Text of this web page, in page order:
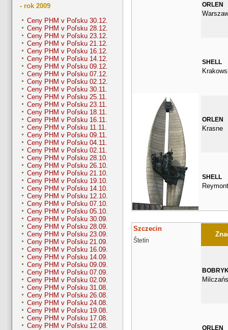
- rok 2009
Ceny PHM v Poľsku 30.12.
Ceny PHM v Poľsku 28.12.
Ceny PHM v Poľsku 23.12.
Ceny PHM v Poľsku 21.12.
Ceny PHM v Poľsku 16.12.
Ceny PHM v Poľsku 14.12.
Ceny PHM v Poľsku 09.12.
Ceny PHM v Poľsku 07.12.
Ceny PHM v Poľsku 02.12.
Ceny PHM v Poľsku 30.11.
Ceny PHM v Poľsku 25.11.
Ceny PHM v Poľsku 23.11.
Ceny PHM v Poľsku 18.11.
Ceny PHM v Poľsku 16.11.
Ceny PHM v Poľsku 11.11.
Ceny PHM v Poľsku 09.11.
Ceny PHM v Poľsku 04.11.
Ceny PHM v Poľsku 02.11.
Ceny PHM v Poľsku 28.10.
Ceny PHM v Poľsku 26.10.
Ceny PHM v Poľsku 21.10.
Ceny PHM v Poľsku 19.10.
Ceny PHM v Poľsku 14.10.
Ceny PHM v Poľsku 12.10.
Ceny PHM v Poľsku 07.10.
Ceny PHM v Poľsku 05.10.
Ceny PHM v Poľsku 30.09.
Ceny PHM v Poľsku 28.09.
Ceny PHM v Poľsku 23.09.
Ceny PHM v Poľsku 21.09.
Ceny PHM v Poľsku 16.09.
Ceny PHM v Poľsku 14.09.
Ceny PHM v Poľsku 09.09.
Ceny PHM v Poľsku 07.09.
Ceny PHM v Poľsku 02.09.
Ceny PHM v Poľsku 31.08.
Ceny PHM v Poľsku 26.08.
Ceny PHM v Poľsku 24.08.
Ceny PHM v Poľsku 19.08.
Ceny PHM v Poľsku 17.08.
Ceny PHM v Poľsku 12.08.
ORLEN
SHELL
ORLEN
Krasne
SHELL
Szczecin
Štetín
ORLEN